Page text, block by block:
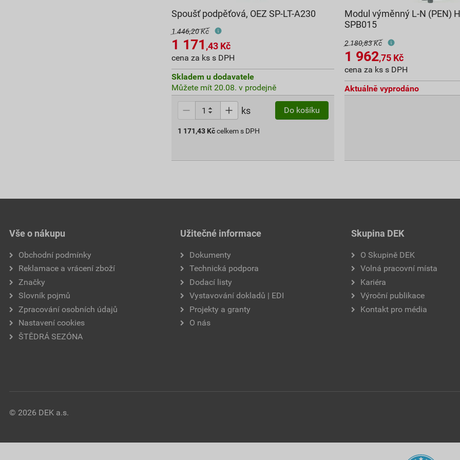
Spoušť podpěťová, OEZ SP-LT-A230
1 446,20 Kč
1 171 ,43 Kč
cena za ks s DPH
Skladem u dodavatele
Můžete mít 20.08. v prodejně
ks Do košíku
1 171,43 Kč celkem s DPH
Modul výměnný L-N (PEN)
SPB015
2 180,83 Kč
1 962,75 Kč
cena za ks s DPH
Aktuálně vyprodáno
Vše o nákupu
Obchodní podmínky
Reklamace a vrácení zboží
Značky
Slovník pojmů
Zpracování osobních údajů
Nastavení cookies
ŠTĚDRÁ SEZÓNA
Užitečné informace
Dokumenty
Technická podpora
Dodací listy
Vystavování dokladů | EDI
Projekty a granty
O nás
Skupina DEK
O Skupině DEK
Volná pracovní místa
Kariéra
Výroční publikace
Kontakt pro média
© 2026 DEK a.s.